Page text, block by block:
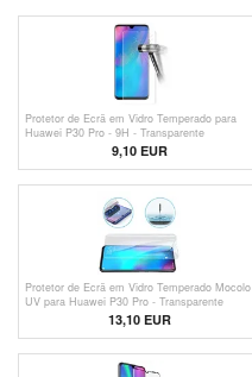
Protetor de Ecrã em Vidro Temperado para
Huawei P30 Pro - 9H - Transparente
9,10 EUR
Protetor de Ecrã em Vidro Temperado Mocolo
UV para Huawei P30 Pro - Transparente
13,10 EUR